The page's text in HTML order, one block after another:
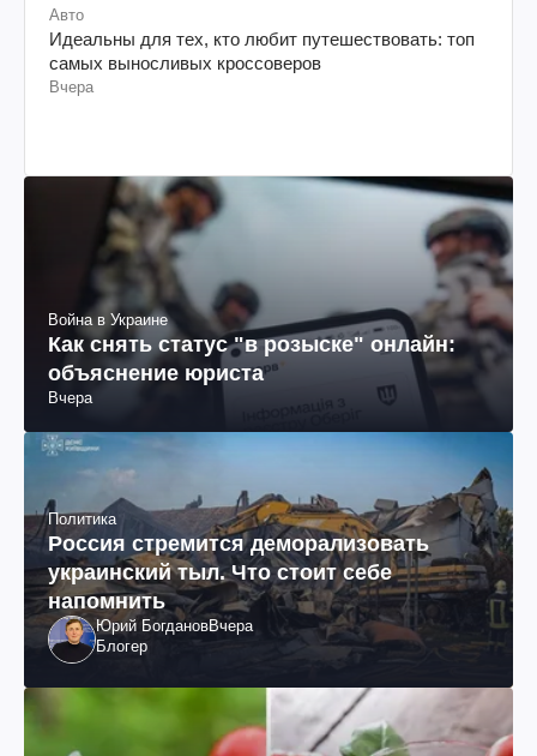
Авто
Идеальны для тех, кто любит путешествовать: топ
самых выносливых кроссоверов
Вчера
Война в Украине
Как снять статус "в розыске" онлайн:
объяснение юриста
Вчера
Политика
Россия стремится деморализовать
украинский тыл. Что стоит себе
напомнить
Юрий БогдановВчера
Блогер